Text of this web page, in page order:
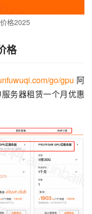
格2025
格
go/gpu 阿
务器租赁一个月优惠